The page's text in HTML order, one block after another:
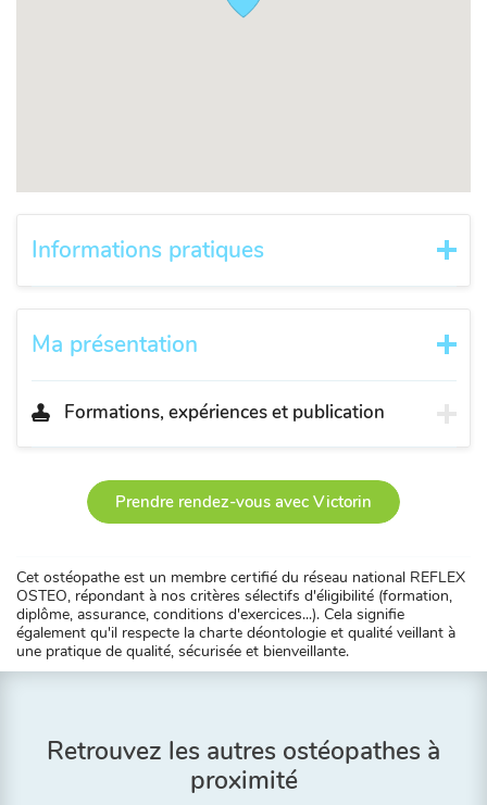
Informations pratiques
Ma présentation
Formations, expériences et publication
Prendre rendez-vous avec Victorin
Cet ostéopathe est un membre certifié du réseau national REFLEX
OSTEO, répondant à nos critères sélectifs d'éligibilité (formation,
diplôme, assurance, conditions d'exercices...). Cela signifie
également qu'il respecte la charte déontologie et qualité veillant à
une pratique de qualité, sécurisée et bienveillante.
Retrouvez les autres ostéopathes à
proximité